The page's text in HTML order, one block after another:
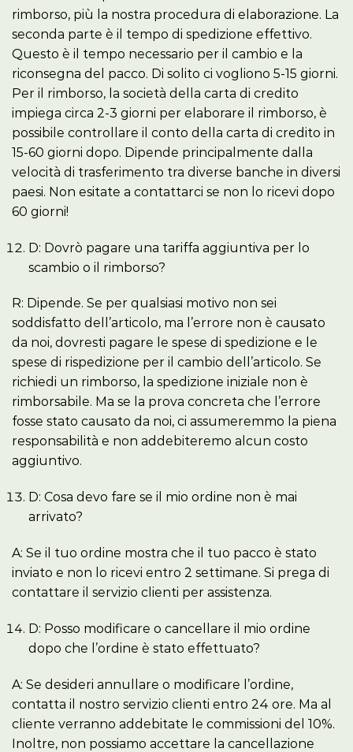
rimborso, più la nostra procedura di elaborazione. La
seconda parte è il tempo di spedizione effettivo.
Questo è il tempo necessario per il cambio e la
riconsegna del pacco. Di solito ci vogliono 5-15 giorni.
Per il rimborso, la società della carta di credito
impiega circa 2-3 giorni per elaborare il rimborso, è
possibile controllare il conto della carta di credito in
15-60 giorni dopo. Dipende principalmente dalla
velocità di trasferimento tra diverse banche in diversi
paesi. Non esitate a contattarci se non lo ricevi dopo
60 giorni!
D: Dovrò pagare una tariffa aggiuntiva per lo
scambio o il rimborso?
R: Dipende. Se per qualsiasi motivo non sei
soddisfatto dell’articolo, ma l’errore non è causato
da noi, dovresti pagare le spese di spedizione e le
spese di rispedizione per il cambio dell’articolo. Se
richiedi un rimborso, la spedizione iniziale non è
rimborsabile. Ma se la prova concreta che l’errore
fosse stato causato da noi, ci assumeremmo la piena
responsabilità e non addebiteremo alcun costo
aggiuntivo.
D: Cosa devo fare se il mio ordine non è mai
arrivato?
A: Se il tuo ordine mostra che il tuo pacco è stato
inviato e non lo ricevi entro 2 settimane. Si prega di
contattare il servizio clienti per assistenza.
D: Posso modificare o cancellare il mio ordine
dopo che l’ordine è stato effettuato?
A: Se desideri annullare o modificare l’ordine,
contatta il nostro servizio clienti entro 24 ore. Ma al
cliente verranno addebitate le commissioni del 10%.
Inoltre, non possiamo accettare la cancellazione